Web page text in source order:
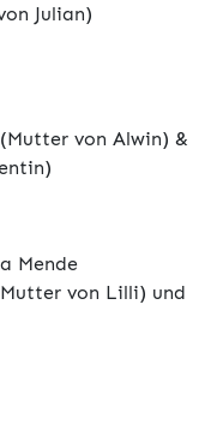
Julian)
von Alwin) &
Mende
von Lilli) und